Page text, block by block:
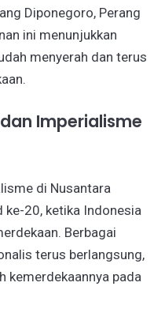
Diponegoro, Perang
ini menunjukkan
menyerah dan terus
Imperialisme
di Nusantara
ke-20, ketika Indonesia
Berbagai
terus berlangsung,
kemerdekaannya pada